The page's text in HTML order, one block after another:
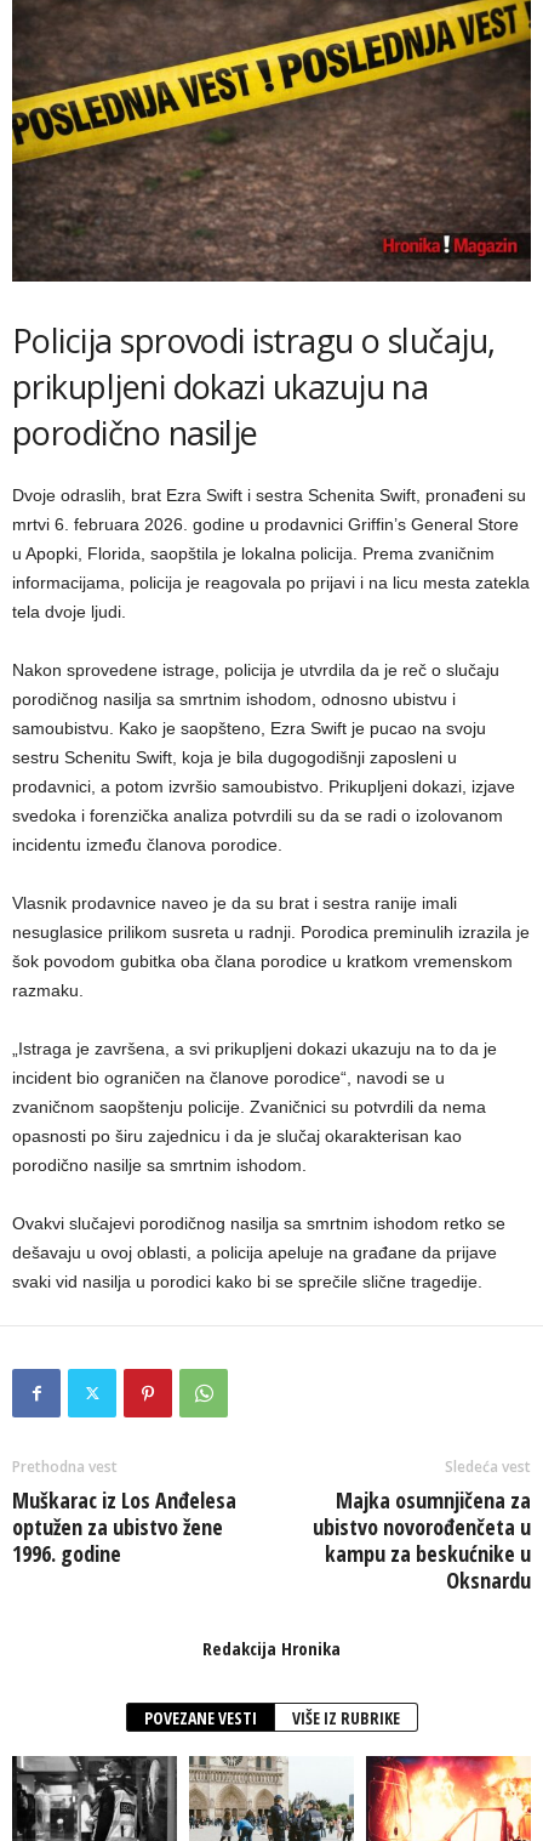
Policija sprovodi istragu o slučaju,
prikupljeni dokazi ukazuju na
porodično nasilje
Dvoje odraslih, brat Ezra Swift i sestra Schenita Swift, pronađeni su
mrtvi 6. februara 2026. godine u prodavnici Griffin’s General Store
u Apopki, Florida, saopštila je lokalna policija. Prema zvaničnim
informacijama, policija je reagovala po prijavi i na licu mesta zatekla
tela dvoje ljudi.
Nakon sprovedene istrage, policija je utvrdila da je reč o slučaju
porodičnog nasilja sa smrtnim ishodom, odnosno ubistvu i
samoubistvu. Kako je saopšteno, Ezra Swift je pucao na svoju
sestru Schenitu Swift, koja je bila dugogodišnji zaposleni u
prodavnici, a potom izvršio samoubistvo. Prikupljeni dokazi, izjave
svedoka i forenzička analiza potvrdili su da se radi o izolovanom
incidentu između članova porodice.
Vlasnik prodavnice naveo je da su brat i sestra ranije imali
nesuglasice prilikom susreta u radnji. Porodica preminulih izrazila je
šok povodom gubitka oba člana porodice u kratkom vremenskom
razmaku.
„Istraga je završena, a svi prikupljeni dokazi ukazuju na to da je
incident bio ograničen na članove porodice“, navodi se u
zvaničnom saopštenju policije. Zvaničnici su potvrdili da nema
opasnosti po širu zajednicu i da je slučaj okarakterisan kao
porodično nasilje sa smrtnim ishodom.
Ovakvi slučajevi porodičnog nasilja sa smrtnim ishodom retko se
dešavaju u ovoj oblasti, a policija apeluje na građane da prijave
svaki vid nasilja u porodici kako bi se sprečile slične tragedije.
Prethodna vest
Muškarac iz Los Anđelesa
optužen za ubistvo žene
1996. godine
Sledeća vest
Majka osumnjičena za
ubistvo novorođenčeta u
kampu za beskućnike u
Oksnardu
Redakcija Hronika
POVEZANE VESTI VIŠE IZ RUBRIKE